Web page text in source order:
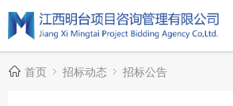
首页 招标动态 招标公告